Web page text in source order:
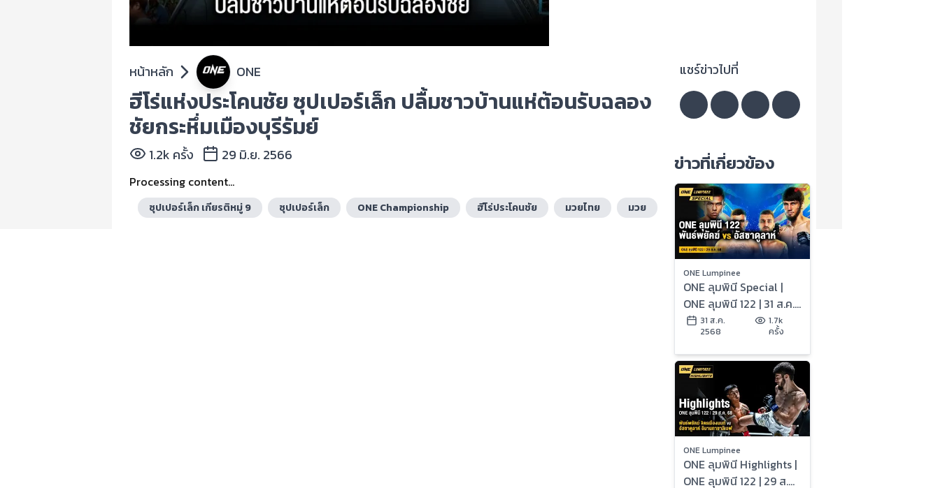
หน้าหลัก ONE
ฮีโร่แห่งประโคนชัย ซุปเปอร์เล็ก ปลื้มชาวบ้านแห่ต้อนรับฉลอง
ชัยกระหึ่มเมืองบุรีรัมย์
1.2k ครั้ง 29 มิ.ย. 2566
Processing content...
ซุปเปอร์เล็ก เกียรติหมู่ 9 ซุปเปอร์เล็ก ONE Championship ฮีโร่ประโคนชัย มวยไทย มวย
แชร์ข่าวไปที่
ข่าวที่เกี่ยวข้อง
ONE Lumpinee
ONE ลุมพินี Special |
ONE ลุมพินี 122 | 31 ส.ค.
2568 | Ch7HD
31 ส.ค.
2568
1.7k
ครั้ง
ONE Lumpinee
ONE ลุมพินี Highlights |
ONE ลุมพินี 122 | 29 ส.ค.